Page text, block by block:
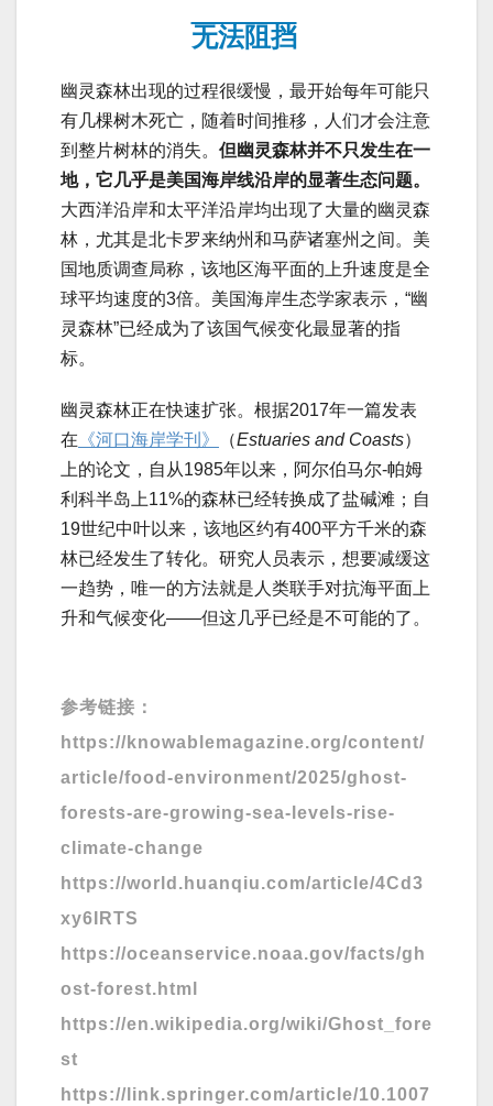
无法阻挡
幽灵森林出现的过程很缓慢，最开始每年可能只
有几棵树木死亡，随着时间推移，人们才会注意
到整片树林的消失。 但幽灵森林并不只发生在一
地，它几乎是美国海岸线沿岸的显著生态问题。
大西洋沿岸和太平洋沿岸均出现了大量的幽灵森
林，尤其是北卡罗来纳州和马萨诸塞州之间。美
国地质调查局称，该地区海平面的上升速度是全
球平均速度的3倍。美国海岸生态学家表示，“幽
灵森林”已经成为了该国气候变化最显著的指
标。
幽灵森林正在快速扩张。根据2017年一篇发表
在 《河口海岸学刊》 （Estuaries and Coasts）
上的论文，自从1985年以来，阿尔伯马尔-帕姆
利科半岛上11%的森林已经转换成了盐碱滩；自
19世纪中叶以来，该地区约有400平方千米的森
林已经发生了转化。研究人员表示，想要减缓这
一趋势，唯一的方法就是人类联手对抗海平面上
升和气候变化——但这几乎已经是不可能的了。
参考链接：
https://knowablemagazine.org/content/
article/food-environment/2025/ghost-
forests-are-growing-sea-levels-rise-
climate-change
https://world.huanqiu.com/article/4Cd3
xy6IRTS
https://oceanservice.noaa.gov/facts/gh
ost-forest.html
https://en.wikipedia.org/wiki/Ghost_fore
st
https://link.springer.com/article/10.1007